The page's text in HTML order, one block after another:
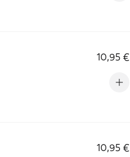
10,95 €
10,95 €